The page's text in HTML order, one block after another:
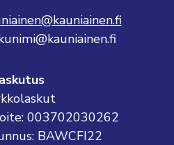
003702030262
BAWCFI22